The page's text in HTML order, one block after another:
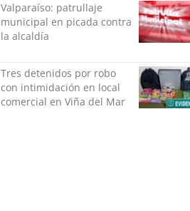
Valparaíso: patrullaje
municipal en picada contra
la alcaldía
Tres detenidos por robo
con intimidación en local
comercial en Viña del Mar